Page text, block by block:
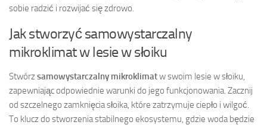
sobie radzić i rozwijać się zdrowo.
Jak stworzyć samowystarczalny
mikroklimat w lesie w słoiku
Stwórzsamowystarczalny mikroklimatw swoim lesie w słoiku,
zapewniając odpowiednie warunki do jego funkcjonowania. Zacznij
od szczelnego zamknięcia słoika, które zatrzymuje ciepło i wilgoć.
To klucz do stworzenia stabilnego ekosystemu, gdzie woda będzie